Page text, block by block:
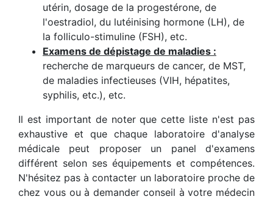
utérin, dosage de la progestérone, de
l'oestradiol, du lutéinising hormone (LH), de
la folliculo-stimuline (FSH), etc.
Examens de dépistage de maladies :
recherche de marqueurs de cancer, de MST,
de maladies infectieuses (VIH, hépatites,
syphilis, etc.), etc.
Il est important de noter que cette liste n'est pas
exhaustive et que chaque laboratoire d'analyse
médicale peut proposer un panel d'examens
différent selon ses équipements et compétences.
N'hésitez pas à contacter un laboratoire proche de
chez vous ou à demander conseil à votre médecin